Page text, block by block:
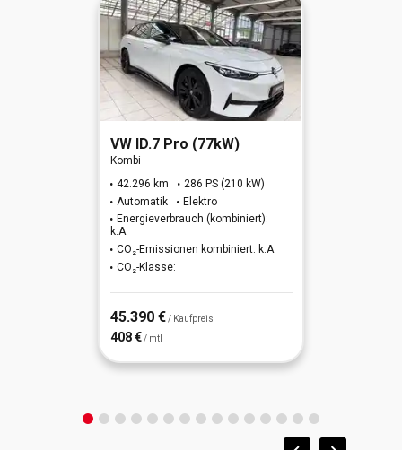
VW ID.7 Pro (77kW)
Kombi
42.296 km
286 PS (210 kW)
Automatik
Elektro
Energieverbrauch (kombiniert):
k.A.
CO₂-Emissionen kombiniert: k.A.
CO₂-Klasse:
45.390 € / Kaufpreis
408 € / mtl